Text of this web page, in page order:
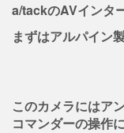
a/tackのAVインタ
まずはアルパイン
このカメラにはア
コマンダーの操作